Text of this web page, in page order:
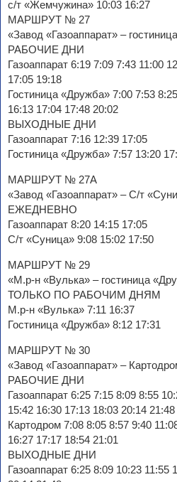
с/т «Жемчужина» 10:03 16:27
МАРШРУТ № 27
«Завод «Газоаппарат» –
РАБОЧИЕ ДНИ
Газоаппарат 6:19 7:09 7:43 11:00
17:05 19:18
Гостиница «Дружба» 7:00 7:53
16:13 17:04 17:48 20:02
ВЫХОДНЫЕ ДНИ
Газоаппарат 7:16 12:39 17:05
Гостиница «Дружба» 7:57 13:20
МАРШРУТ № 27А
«Завод «Газоаппарат» – С/т
ЕЖЕДНЕВНО
Газоаппарат 8:20 14:15 17:05
С/т «Суница» 9:08 15:02 17:50
МАРШРУТ № 29
«М.р-н «Вулька» – гостиница
ТОЛЬКО ПО РАБОЧИМ ДНЯМ
М.р-н «Вулька» 7:11 16:37
Гостиница «Дружба» 8:12 17:31
МАРШРУТ № 30
«Завод «Газоаппарат» –
РАБОЧИЕ ДНИ
Газоаппарат 6:25 7:15 8:09 8:55
15:42 16:30 17:13 18:03 20:14 21:48
Картодром 7:08 8:05 8:57 9:40
16:27 17:17 18:54 21:01
ВЫХОДНЫЕ ДНИ
Газоаппарат 6:25 8:09 10:23 11:55